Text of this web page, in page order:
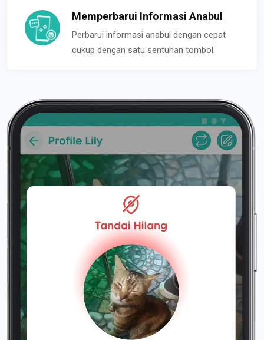
Memperbarui Informasi Anabul
Perbarui informasi anabul dengan cepat
cukup dengan satu sentuhan tombol.